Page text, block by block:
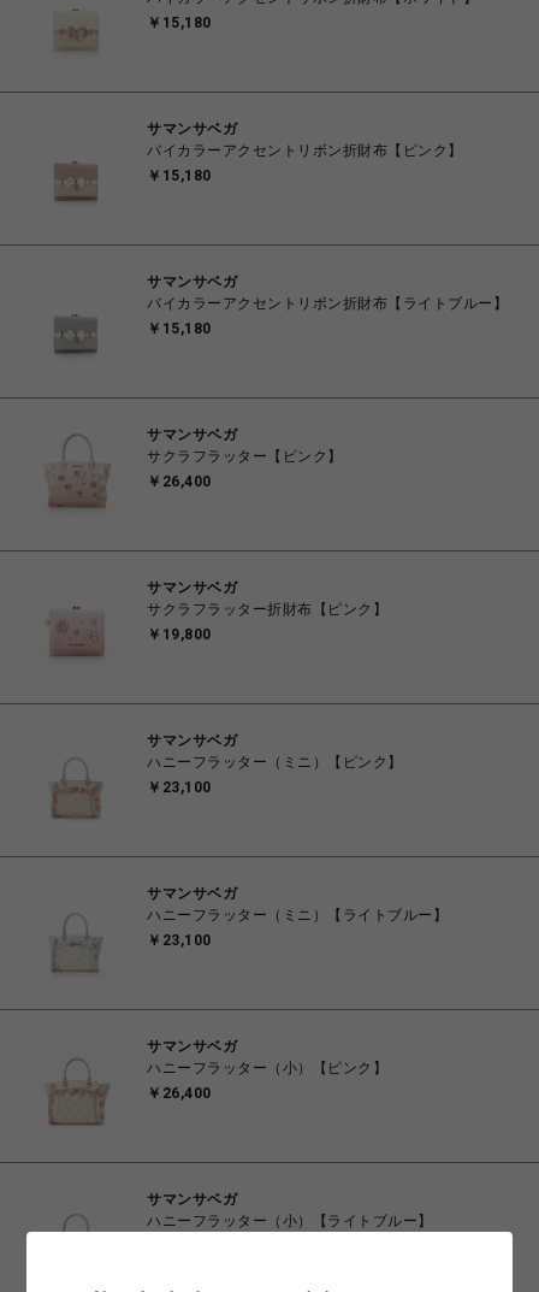
￥15,180
サマンサベガ
バイカラーアクセントリボン折財布【ピンク】
￥15,180
サマンサベガ
バイカラーアクセントリボン折財布【ライトブルー】
￥15,180
サマンサベガ
サクラフラッター【ピンク】
￥26,400
サマンサベガ
サクラフラッター折財布【ピンク】
￥19,800
サマンサベガ
ハニーフラッター（ミニ）【ピンク】
￥23,100
サマンサベガ
ハニーフラッター（ミニ）【ライトブルー】
￥23,100
サマンサベガ
ハニーフラッター（小）【ピンク】
￥26,400
サマンサベガ
ハニーフラッター（小）【ライトブルー】